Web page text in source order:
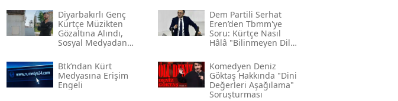
Diyarbakırlı Genç
Kürtçe Müzikten
Gözaltına Alındı,
Sosyal Medyadan
Dem Partili Serhat
Eren’den Tbmm'ye
Soru: Kürtçe Nasıl
Hâlâ "bilinmeyen Dil"
Gerekçesi Nedir?"
Btk’ndan Kürt
Medyasına Erişim
Engeli
Komedyen Deniz
Göktaş Hakkında "dini
Değerleri Aşağılama"
Soruşturması